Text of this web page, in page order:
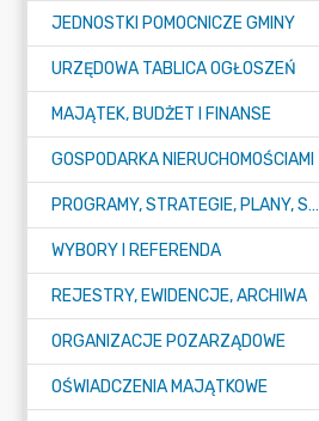
JEDNOSTKI POMOCNICZE GMINY
URZĘDOWA TABLICA OGŁOSZEŃ
MAJĄTEK, BUDŻET I FINANSE
GOSPODARKA NIERUCHOMOŚCIAMI
PROGRAMY, STRATEGIE, PLANY, SPRAWOZDANIA I OPRACOWANIA
WYBORY I REFERENDA
REJESTRY, EWIDENCJE, ARCHIWA
ORGANIZACJE POZARZĄDOWE
OŚWIADCZENIA MAJĄTKOWE